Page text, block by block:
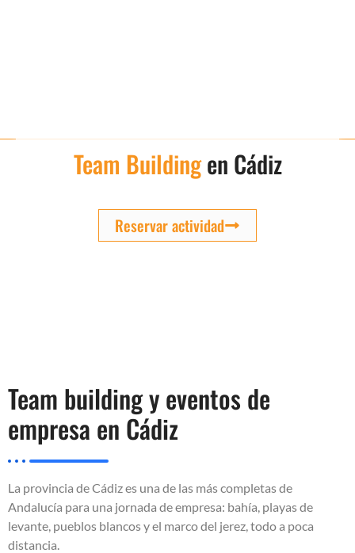
Team Buildingen Cádiz
Reservar actividad
Team building y eventos de
empresa en Cádiz
La provincia de Cádiz es una de las más completas de
Andalucía para una jornada de empresa: bahía, playas de
levante, pueblos blancos y el marco del jerez, todo a poca
distancia.